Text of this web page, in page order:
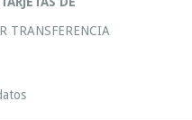
TRANSFERENCIA